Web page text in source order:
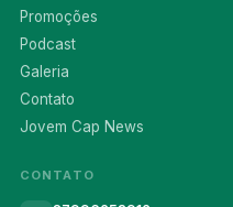
Promoções
Podcast
Galeria
Contato
Jovem Cap News
CONTATO